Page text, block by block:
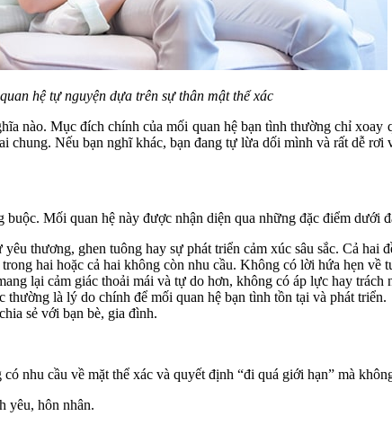
hệ tự nguyện dựa trên sự thân mật thể xác
nào. Mục đích chính của mối quan hệ bạn tình thường chỉ xoay
Nếu bạn nghĩ khác, bạn đang tự lừa dối mình và rất dễ
Mối quan hệ này được nhận diện qua những đặc điểm dưới
thương, ghen tuông hay sự phát triển cảm xúc sâu sắc. Cả hai
hai hoặc cả hai không còn nhu cầu. Không có lời hứa hẹn về
lại cảm giác thoải mái và tự do hơn, không có áp lực hay trách
là lý do chính để mối quan hệ bạn tình tồn tại và phát triển.
sẻ với bạn bè, gia đình.
nhu cầu về mặt thể xác và quyết định “đi quá giới hạn” mà
yêu, hôn nhân.